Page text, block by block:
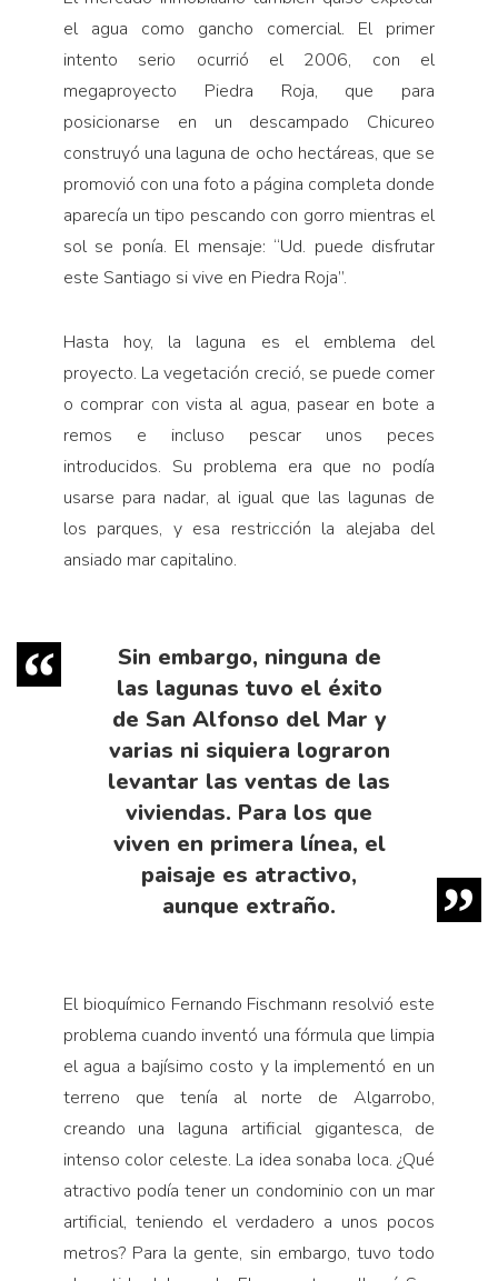
el agua como gancho comercial. El primer
intento serio ocurrió el 2006, con el
megaproyecto Piedra Roja, que para
posicionarse en un descampado Chicureo
construyó una laguna de ocho hectáreas, que se
promovió con una foto a página completa donde
aparecía un tipo pescando con gorro mientras el
sol se ponía. El mensaje: “Ud. puede disfrutar
este Santiago si vive en Piedra Roja”.
Hasta hoy, la laguna es el emblema del
proyecto. La vegetación creció, se puede comer
o comprar con vista al agua, pasear en bote a
remos e incluso pescar unos peces
introducidos. Su problema era que no podía
usarse para nadar, al igual que las lagunas de
los parques, y esa restricción la alejaba del
ansiado mar capitalino.
Sin embargo, ninguna de
las lagunas tuvo el éxito
de San Alfonso del Mar y
varias ni siquiera lograron
levantar las ventas de las
viviendas. Para los que
viven en primera línea, el
paisaje es atractivo,
aunque extraño.
El bioquímico Fernando Fischmann resolvió este
problema cuando inventó una fórmula que limpia
el agua a bajísimo costo y la implementó en un
terreno que tenía al norte de Algarrobo,
creando una laguna artificial gigantesca, de
intenso color celeste. La idea sonaba loca. ¿Qué
atractivo podía tener un condominio con un mar
artificial, teniendo el verdadero a unos pocos
metros? Para la gente, sin embargo, tuvo todo